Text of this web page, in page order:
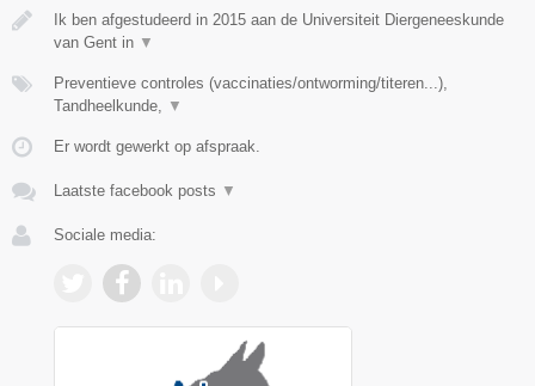
Ik ben afgestudeerd in 2015 aan de Universiteit Diergeneeskunde
van Gent in ▼
Preventieve controles (vaccinaties/ontworming/titeren...),
Tandheelkunde,
▼
Er wordt gewerkt op afspraak.
Laatste facebook posts ▼
Sociale media: